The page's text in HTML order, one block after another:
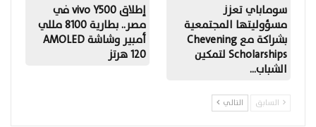
سوماباي تعزز
مسؤوليتها المجتمعية
بشراكة مع Chevening
Scholarships لتمكين
الشباب…
إطلاق vivo Y500 في
مصر.. بطارية 8100 مللي
أمبير وشاشة AMOLED
120 هرتز
السابق التالي